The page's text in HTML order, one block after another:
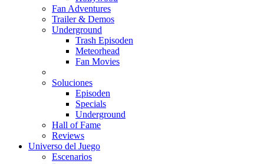
Fan Adventures
Trailer & Demos
Underground
Trash Episoden
Meteorhead
Fan Movies
Soluciones
Episoden
Specials
Underground
Hall of Fame
Reviews
Universo del Juego
Escenarios